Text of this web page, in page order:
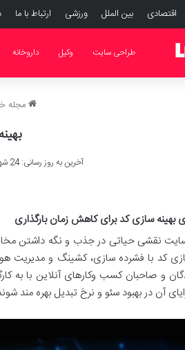
اقتصادی بین الملل ورزشی ارتباط با ما
طراحی سایت وکیل داروخانه
مجله
آخرین به روز رسانی: 24 شهریور 1404
بهینه سازی کد برای کاهش زمان بارگذاری
نقشی حیاتی در جذب و نگه داشتن
کد با فشرده سازی، کشینگ و مدیریت
و صاحبان کسب وکارهای آنلاین با به
آن در بهبود سئو و نرخ تبدیل بهره مند